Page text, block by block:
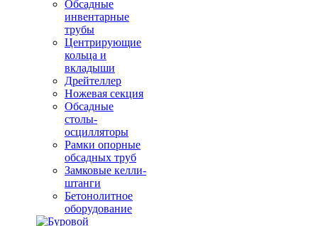
Обсадные
инвентарные
трубы
Центрирующие
кольца и
вкладыши
Дрейтеллер
Ножевая секция
Обсадные
столы-
осцилляторы
Рамки опорные
обсадных труб
Замковые келли-
штанги
Бетонолитное
оборудование